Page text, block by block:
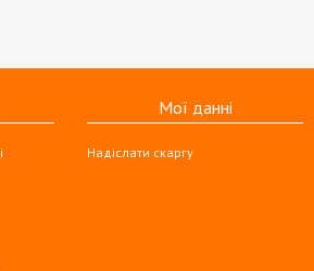
Мої данні
Надіслати скаргу